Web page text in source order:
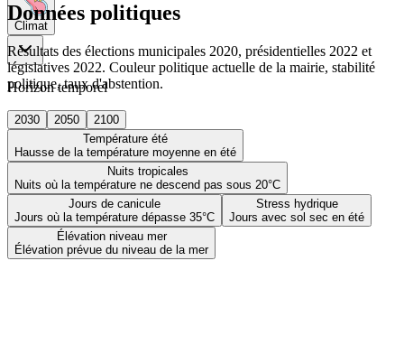
Climat
Horizon temporel
2030 2050
2100
Température été
Hausse de la température moyenne en été
Nuits tropicales
Nuits où la température ne descend pas sous 20°C
Jours de canicule
Jours où la température dépasse 35°C
Stress hydrique
Jours avec sol sec en été
Élévation niveau mer
Élévation prévue du niveau de la mer
Données politiques
Résultats des élections municipales 2020, présidentielles 2022 et
législatives 2022. Couleur politique actuelle de la mairie, stabilité
politique, taux d'abstention.